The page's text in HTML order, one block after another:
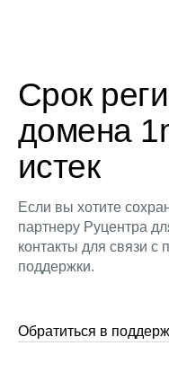
Срок
домена
истек
Если вы хотите
партнеру Руцентра
контакты для связи
поддержки.
Обратиться в